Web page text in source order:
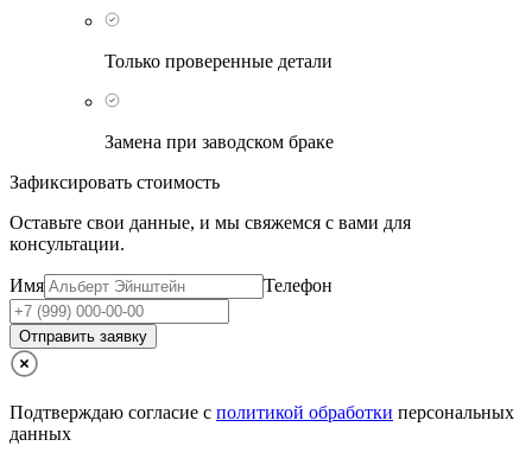
Только проверенные детали
Замена при заводском браке
Зафиксировать стоимость
Оставьте свои данные, и мы свяжемся с вами для
консультации.
Имя Телефон
Отправить заявку
Подтверждаю согласие с политикой обработки персональных
данных